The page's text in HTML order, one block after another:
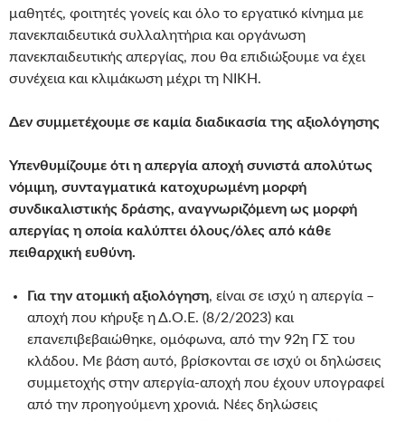
μαθητές, φοιτητές γονείς και όλο το εργατικό κίνημα με
πανεκπαιδευτικά συλλαλητήρια και οργάνωση
πανεκπαιδευτικής απεργίας, που θα επιδιώξουμε να έχει
συνέχεια και κλιμάκωση μέχρι τη ΝΙΚΗ.
Δεν συμμετέχουμε σε καμία διαδικασία της αξιολόγησης
Υπενθυμίζουμε ότι η απεργία αποχή συνιστά απολύτως
νόμιμη, συνταγματικά κατοχυρωμένη μορφή
συνδικαλιστικής δράσης, αναγνωριζόμενη ως μορφή
απεργίας η οποία καλύπτει όλους/όλες από κάθε
πειθαρχική ευθύνη.
Για την ατομική αξιολόγηση, είναι σε ισχύ η απεργία –
αποχή που κήρυξε η Δ.Ο.Ε. (8/2/2023) και
επανεπιβεβαιώθηκε, ομόφωνα, από την 92η ΓΣ του
κλάδου. Με βάση αυτό, βρίσκονται σε ισχύ οι δηλώσεις
συμμετοχής στην απεργία-αποχή που έχουν υπογραφεί
από την προηγούμενη χρονιά. Νέες δηλώσεις